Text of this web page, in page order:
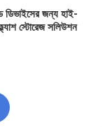
ডিভাইসের জন্য হাই-
স্টোরেজ সলিউশন